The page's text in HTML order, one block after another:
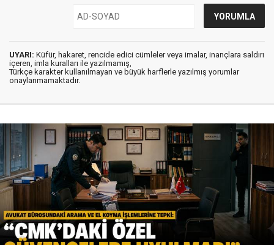
UYARI: Küfür, hakaret, rencide edici cümleler veya imalar, inançlara saldırı
içeren, imla kuralları ile yazılmamış,
Türkçe karakter kullanılmayan ve büyük harflerle yazılmış yorumlar
onaylanmamaktadır.